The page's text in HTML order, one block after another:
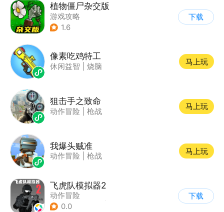
植物僵尸杂交版
游戏攻略
1.6
下载
像素吃鸡特工
休闲益智 烧脑
马上玩
狙击手之致命
动作冒险 枪战
马上玩
我爆头贼准
动作冒险 枪战
马上玩
飞虎队模拟器2
动作冒险
| 第一人称射击
0.0
下载